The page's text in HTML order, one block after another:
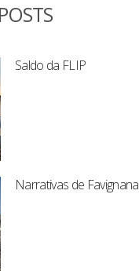
Saldo da FLIP
Narrativas de Favignana